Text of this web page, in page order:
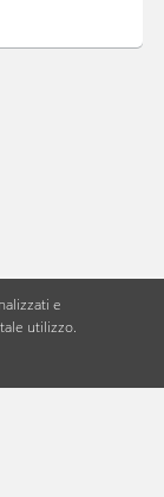
cookie
e
utilizzo.